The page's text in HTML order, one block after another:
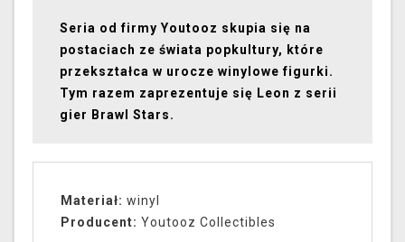
Seria od firmy Youtooz skupia się na
postaciach ze świata popkultury, które
przekształca w urocze winylowe figurki.
Tym razem zaprezentuje się Leon z serii
gier Brawl Stars.
Materiał: winyl
Producent: Youtooz Collectibles